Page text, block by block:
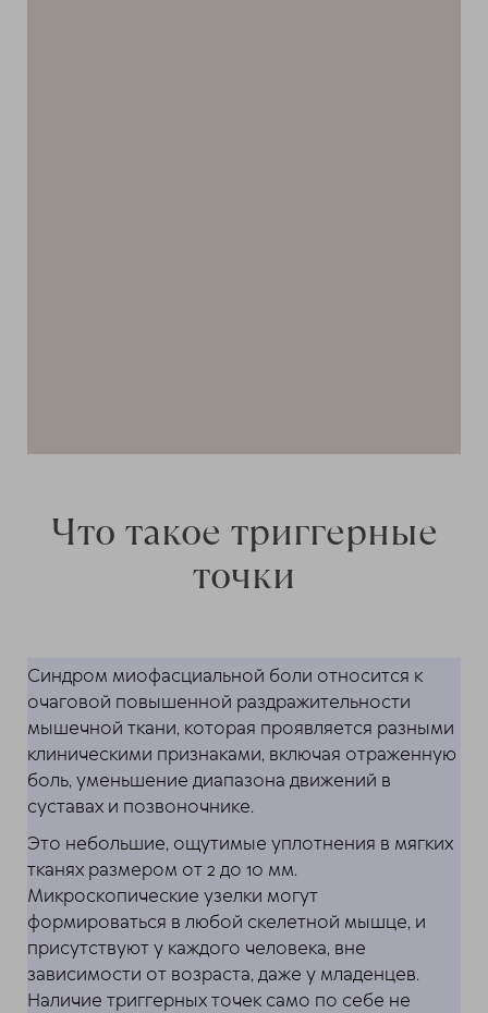
Что такое триггерные
точки
Синдром миофасциальной боли относится к
очаговой повышенной раздражительности
мышечной ткани, которая проявляется разными
клиническими признаками, включая отраженную
боль, уменьшение диапазона движений в
суставах и позвоночнике.
Это небольшие, ощутимые уплотнения в мягких
тканях размером от 2 до 10 мм.
Микроскопические узелки могут
формироваться в любой скелетной мышце, и
присутствуют у каждого человека, вне
зависимости от возраста, даже у младенцев.
Наличие триггерных точек само по себе не